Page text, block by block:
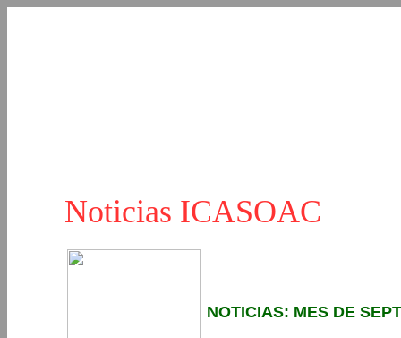
Noticias ICASOAC
NOTICIAS: MES DE